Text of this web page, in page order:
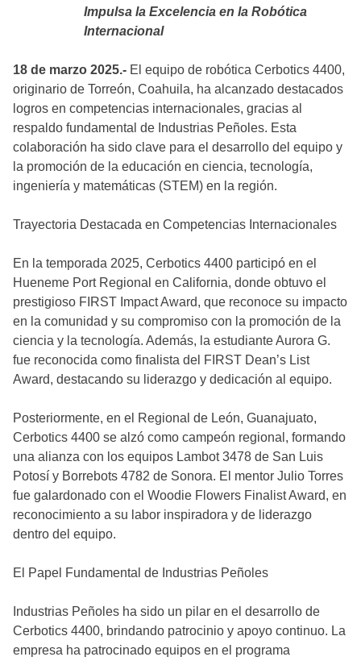
Impulsa la Excelencia en la Robótica
Internacional
18 de marzo 2025.- El equipo de robótica Cerbotics 4400,
originario de Torreón, Coahuila, ha alcanzado destacados
logros en competencias internacionales, gracias al
respaldo fundamental de Industrias Peñoles. Esta
colaboración ha sido clave para el desarrollo del equipo y
la promoción de la educación en ciencia, tecnología,
ingeniería y matemáticas (STEM) en la región.
Trayectoria Destacada en Competencias Internacionales
En la temporada 2025, Cerbotics 4400 participó en el
Hueneme Port Regional en California, donde obtuvo el
prestigioso FIRST Impact Award, que reconoce su impacto
en la comunidad y su compromiso con la promoción de la
ciencia y la tecnología. Además, la estudiante Aurora G.
fue reconocida como finalista del FIRST Dean’s List
Award, destacando su liderazgo y dedicación al equipo.
Posteriormente, en el Regional de León, Guanajuato,
Cerbotics 4400 se alzó como campeón regional, formando
una alianza con los equipos Lambot 3478 de San Luis
Potosí y Borrebots 4782 de Sonora. El mentor Julio Torres
fue galardonado con el Woodie Flowers Finalist Award, en
reconocimiento a su labor inspiradora y de liderazgo
dentro del equipo.
El Papel Fundamental de Industrias Peñoles
Industrias Peñoles ha sido un pilar en el desarrollo de
Cerbotics 4400, brindando patrocinio y apoyo continuo. La
empresa ha patrocinado equipos en el programa